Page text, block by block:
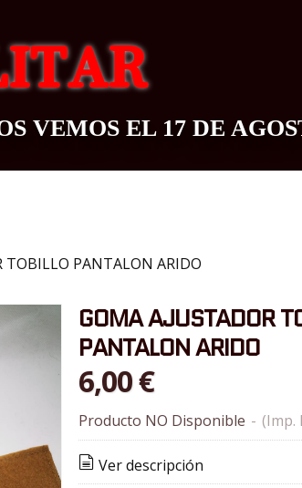
VEMOS EL 17 DE
TOBILLO PANTALON ARIDO
GOMA AJUSTADOR
PANTALON ARIDO
6,00 €
Producto NO Disponible - (Imp.
Ver descripción